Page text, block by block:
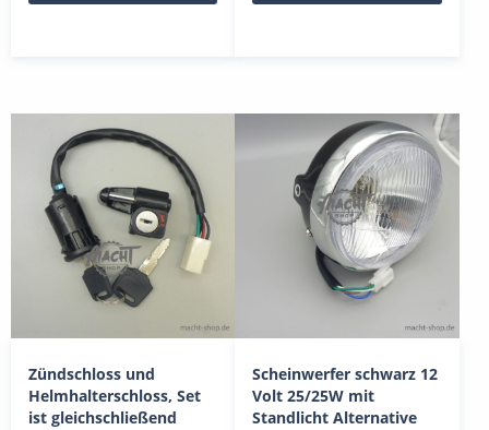
Zündschloss und
Helmhalterschloss, Set
ist gleichschließend
Scheinwerfer schwarz 12
Volt 25/25W mit
Standlicht Alternative